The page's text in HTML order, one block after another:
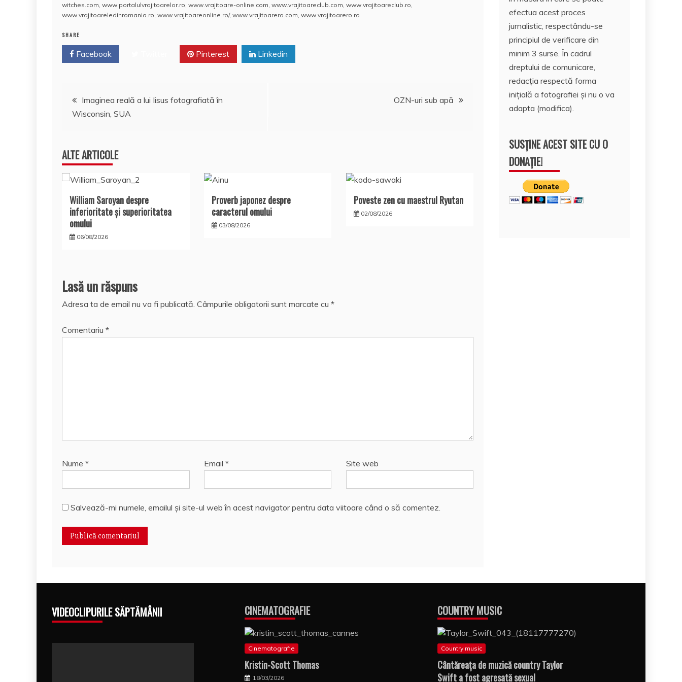
e
o
o
er e bl e p
c
e
di s
p
p
o
M
ai
aj
a
z
witches.com www.portalulvrajitoarelor.ro www.vrajitoare-online.com www.vrajitoareclub.com www.vrajitoareclub.ro
www.vrajitoareledinromania.ro www.vrajitoareonline.ro/, www.vrajitoarero.com www.vrajitoarero.ro
SHARE
Facebook Pinterest Linkedin
Navigare
articole
Imaginea reală a lui Iisus fotografiată în
Wisconsin, SUA
OZN-uri sub apă
ALTE ARTICOLE
William Saroyan despre
inferioritate şi superioritatea
omului
06/08/2026
Proverb japonez despre
caracterul omului
03/08/2026
Poveste zen cu maestrul Ryutan
02/08/2026
Lasă un răspuns
Adresa ta de email nu va fi publicată. Câmpurile obligatorii sunt marcate cu *
Comentariu *
Nume * Email * Site web
Salvează-mi numele, emailul și site-ul web în acest navigator pentru data viitoare când o să comentez.
efectua acest proces
jurnalistic, respectându-se
principiul de verificare din
minim 3 surse. În cadrul
dreptului de comunicare,
redacția respectă forma
inițială a fotografiei și nu o va
adapta (modifica).
SUSȚINE ACEST SITE CU O
DONAȚIE!
VIDEOCLIPURILE SĂPTĂMÂNII CINEMATOGRAFIE
Cinematografie
Kristin-Scott Thomas
18/03/2026
COUNTRY MUSIC
Country music
Cântăreaţa de muzică country Taylor
Swift a fost agresată sexual